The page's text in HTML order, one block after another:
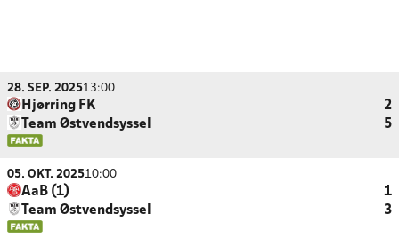
28. SEP. 202513:00
Hjørring FK
2
Team Østvendsyssel
5
05. OKT. 202510:00
AaB (1)
1
Team Østvendsyssel
3